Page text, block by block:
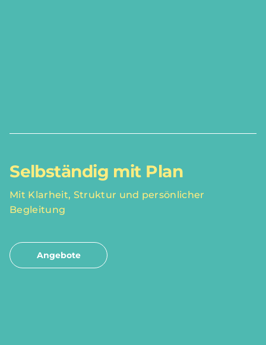
Selbständig mit Plan
Mit Klarheit, Struktur und persönlicher
Begleitung
Angebote